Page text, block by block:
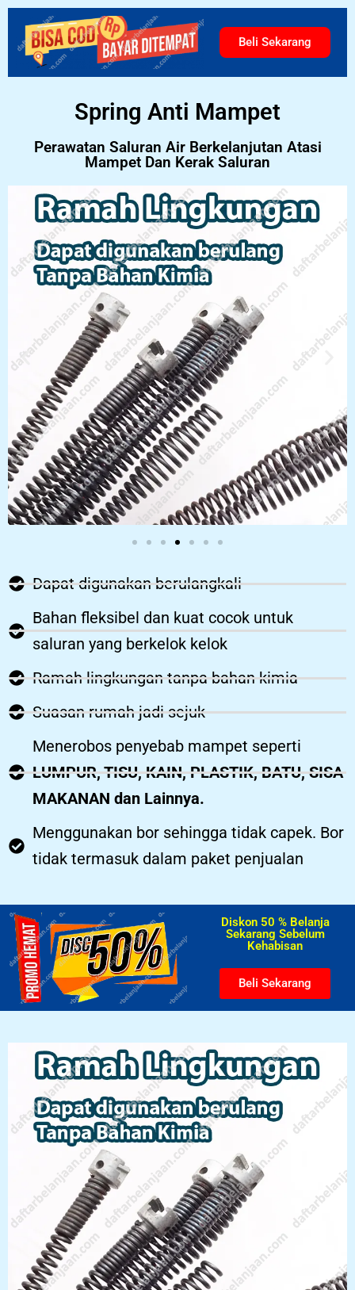
Beli Sekarang
Spring Anti Mampet
Perawatan Saluran Air Berkelanjutan Atasi
Mampet Dan Kerak Saluran
Dapat digunakan berulangkali
Bahan fleksibel dan kuat cocok untuk
saluran yang berkelok kelok
Ramah lingkungan tanpa bahan kimia
Suasan rumah jadi sejuk
Menerobos penyebab mampet seperti
LUMPUR, TISU, KAIN, PLASTIK, BATU, SISA
MAKANAN dan Lainnya.
Menggunakan bor sehingga tidak capek. Bor
tidak termasuk dalam paket penjualan
Diskon 50 % Belanja
Sekarang Sebelum
Kehabisan​
Beli Sekarang